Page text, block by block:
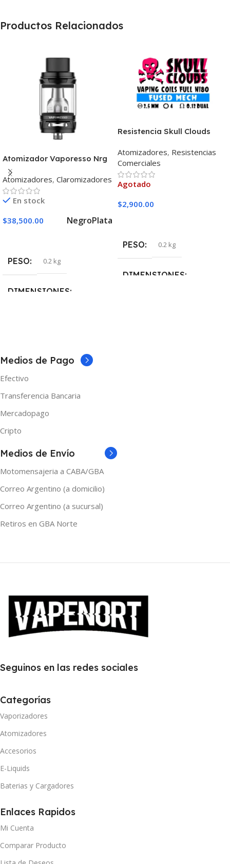
Productos Relacionados
Atomizador Vaporesso Nrg
Se Mini Tank 2Ml 22Mm
Atomizadores, Claromizadores
En stock
$38,500.00 NegroPlata
PESO 0.2 kg
DIMENSIONES
MARCAS Vaporesso
Resistencia Skull Clouds
Atomizadores, Resistencias
Comerciales
Agotado
$2,900.00
PESO 0.2 kg
DIMENSIONES
Medios de Pago
Efectivo
Transferencia Bancaria
Mercadopago
Cripto
Medios de Envío
Motomensajeria a CABA/GBA
Correo Argentino (a domicilio)
Correo Argentino (a sucursal)
Retiros en GBA Norte
Seguinos en las redes sociales
Categorías
Vaporizadores
Atomizadores
Accesorios
E-Liquids
Baterias y Cargadores
Enlaces Rapidos
Mi Cuenta
Comparar Producto